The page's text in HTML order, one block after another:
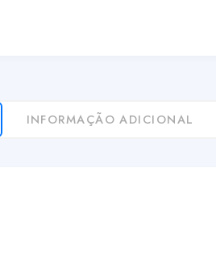
INFORMAÇÃO ADICIONAL